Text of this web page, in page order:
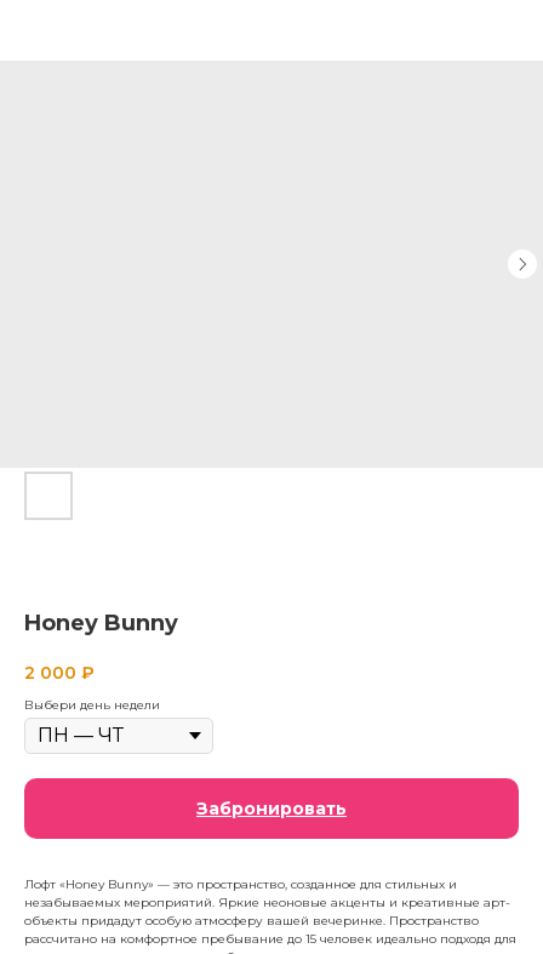
Honey Bunny
2 000 ₽
Выбери день недели
Забронировать
Лофт «Honey Bunny» — это пространство, созданное для стильных и
незабываемых мероприятий. Яркие неоновые акценты и креативные арт-
объекты придадут особую атмосферу вашей вечеринке. Пространство
рассчитано на комфортное пребывание до 15 человек идеально подходя для